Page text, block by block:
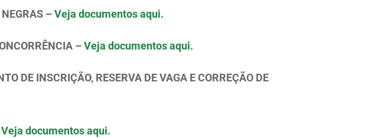
NEGRAS –Veja documentos aqui.
–Veja documentos aqui.
DE INSCRIÇÃO, RESERVA DE VAGA E CORREÇÃO DE
Veja documentos aqui.